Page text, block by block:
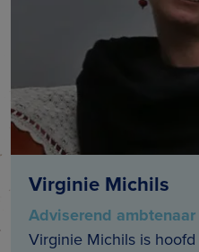
Virginie Michils
Adviserend ambtenaar
Virginie Michils is